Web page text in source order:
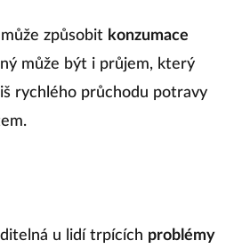
způsobit konzumace
může být i průjem, který
rychlého průchodu potravy
u lidí trpících problémy